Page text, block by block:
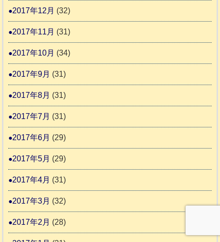
2017年12月 (32)
2017年11月 (31)
2017年10月 (34)
2017年9月 (31)
2017年8月 (31)
2017年7月 (31)
2017年6月 (29)
2017年5月 (29)
2017年4月 (31)
2017年3月 (32)
2017年2月 (28)